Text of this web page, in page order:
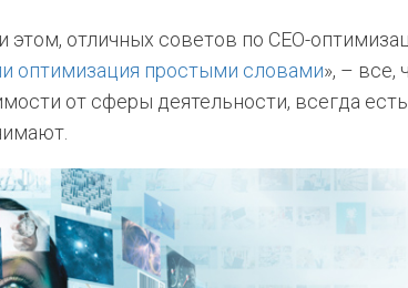
отличных советов по СЕО-
оптимизация простыми словами», – все,
от сферы деятельности, всегда